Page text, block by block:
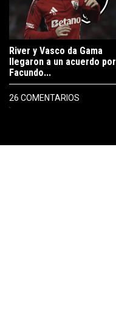
River y Vasco da Gama
llegaron a un acuerdo por
Facundo...
26 COMENTARIOS